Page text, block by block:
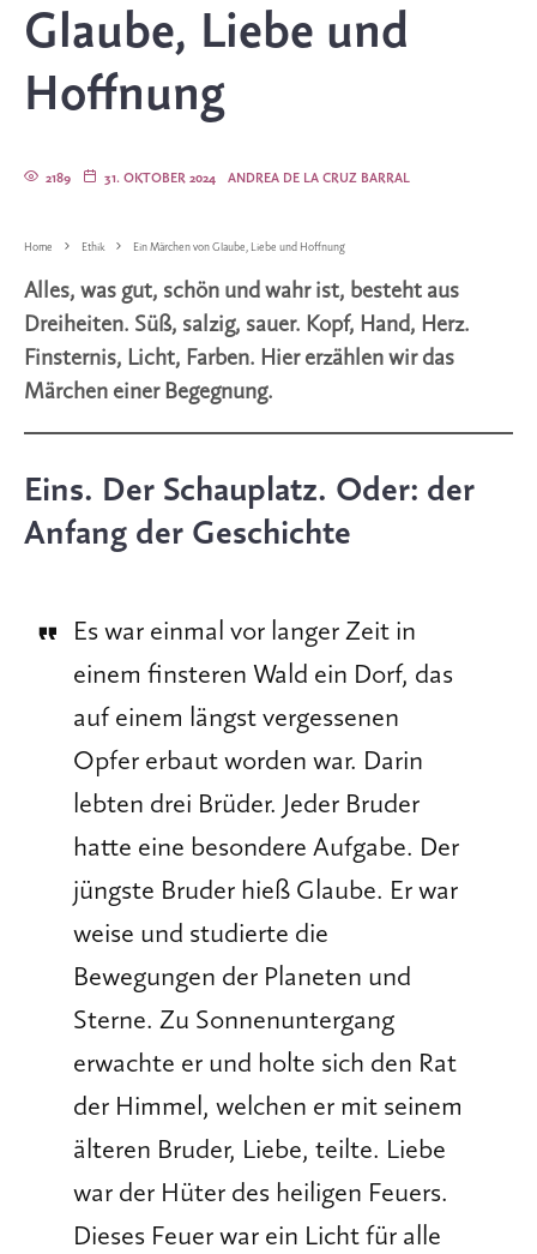
Glaube, Liebe und
Hoffnung
ANDREA DE LA CRUZ BARRAL
31. OKTOBER 2024
2189
Home Ethik Ein Märchen von Glaube, Liebe und Hoffnung
Alles, was gut, schön und wahr ist, besteht aus
Dreiheiten. Süß, salzig, sauer. Kopf, Hand, Herz.
Finsternis, Licht, Farben. Hier erzählen wir das
Märchen einer Begegnung.
Eins. Der Schauplatz. Oder: der
Anfang der Geschichte
Es war einmal vor langer Zeit in
einem finsteren Wald ein Dorf, das
auf einem längst vergessenen
Opfer erbaut worden war. Darin
lebten drei Brüder. Jeder Bruder
hatte eine besondere Aufgabe. Der
jüngste Bruder hieß Glaube. Er war
weise und studierte die
Bewegungen der Planeten und
Sterne. Zu Sonnenuntergang
erwachte er und holte sich den Rat
der Himmel, welchen er mit seinem
älteren Bruder, Liebe, teilte. Liebe
war der Hüter des heiligen Feuers.
Dieses Feuer war ein Licht für alle